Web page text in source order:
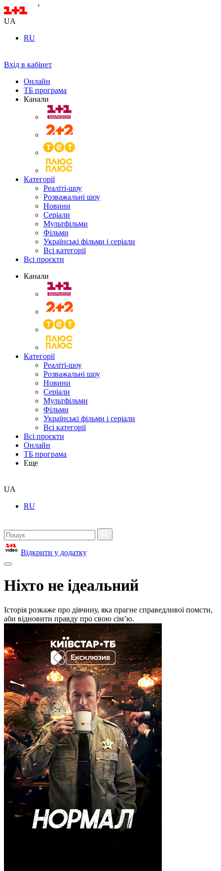
UA
RU
Вхід в кабінет
Онлайн
ТБ програма
Канали
Категорії
Реаліті-шоу
Розважальні шоу
Новини
Серіали
Мультфільми
Фільми
Українські фільми і серіали
Всі категорії
Всі проєкти
Канали
Категорії
Реаліті-шоу
Розважальні шоу
Новини
Серіали
Мультфільми
Фільми
Українські фільми і серіали
Всі категорії
Всі проєкти
Онлайн
ТБ програма
Еще
UA
RU
Відкрити у додатку
Ніхто не ідеальний
Історія розкаже про дівчину, яка прагне справедливої помсти,
аби відновити правду про свою сімʼю.